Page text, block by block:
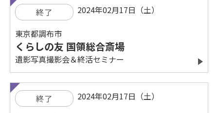
終了 2024年02月17日（土）
東京都調布市
くらしの友 国領総合斎場
遺影写真撮影会＆終活セミナー
終了 2024年02月17日（土）